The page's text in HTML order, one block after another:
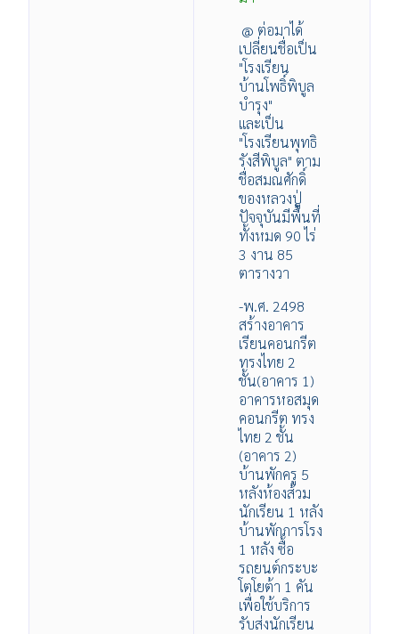
@ ต่อมาได้
เปลี่ยนชื่อเป็น
"โรงเรียน
บ้านโพธิ์พิบูล
บำรุง"
และเป็น
"โรงเรียนพุทธิ
รังสีพิบูล" ตาม
ชื่อสมณศักดิ์
ของหลวงปู่
ปัจจุบันมีพื้นที่
ทั้งหมด 90 ไร่
3 งาน 85
ตารางวา
-พ.ศ. 2498
สร้างอาคาร
เรียนคอนกรีต
ทรงไทย 2
ชั้น(อาคาร 1)
อาคารหอสมุด
คอนกรีต ทรง
ไทย 2 ชั้น
(อาคาร 2)
บ้านพักครู 5
หลังห้องส้วม
นักเรียน 1 หลัง
บ้านพักภารโรง
1 หลัง ซื้อ
รถยนต์กระบะ
โตโยต้า 1 คัน
เพื่อใช้บริการ
รับส่งนักเรียน